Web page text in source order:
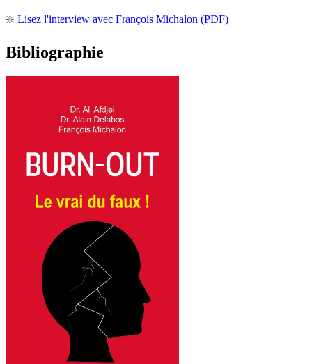
❇️ Lisez l'interview avec François Michalon (PDF)
Bibliographie